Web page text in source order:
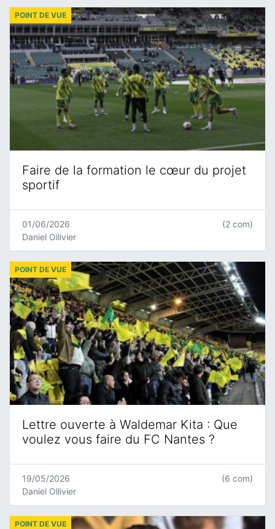
Faire de la formation le cœur du projet
sportif
POINT DE VUE
01/06/2026
Daniel Ollivier
(2 com)
Lettre ouverte à Waldemar Kita : Que
voulez vous faire du FC Nantes ?
POINT DE VUE
19/05/2026
Daniel Ollivier
(6 com)
POINT DE VUE